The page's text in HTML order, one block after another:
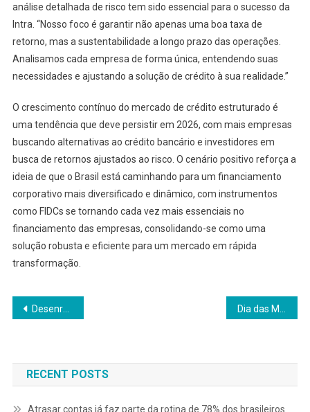
análise detalhada de risco tem sido essencial para o sucesso da
Intra. “Nosso foco é garantir não apenas uma boa taxa de
retorno, mas a sustentabilidade a longo prazo das operações.
Analisamos cada empresa de forma única, entendendo suas
necessidades e ajustando a solução de crédito à sua realidade.”
O crescimento contínuo do mercado de crédito estruturado é
uma tendência que deve persistir em 2026, com mais empresas
buscando alternativas ao crédito bancário e investidores em
busca de retornos ajustados ao risco. O cenário positivo reforça a
ideia de que o Brasil está caminhando para um financiamento
corporativo mais diversificado e dinâmico, com instrumentos
como FIDCs se tornando cada vez mais essenciais no
financiamento das empresas, consolidando-se como uma
solução robusta e eficiente para um mercado em rápida
transformação.
Navegação
Post
Desenrola 2.0 divide mercado imobiliário entre quem precisa de entrada e quem busca reserva de valor
RECENT POSTS
Atrasar contas já faz parte da rotina de 78% dos brasileiros